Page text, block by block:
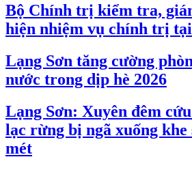
Bộ Chính trị kiểm tra,
hiện nhiệm vụ chính trị
Lạng Sơn tăng cường
nước trong dịp hè 2026
Lạng Sơn: Xuyên đêm
lạc rừng bị ngã xuống khe
mét